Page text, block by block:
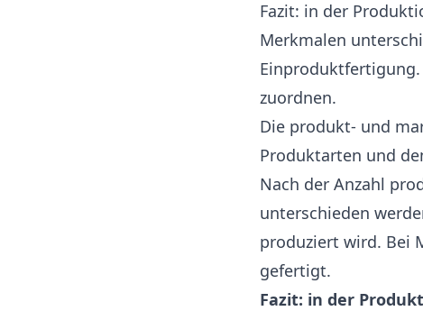
Fazit: in der
Merkmalen
zuordnen.
Die produkt- und
Produktarten und
Nach der Anzahl
unterschieden
produziert wird. Bei
gefertigt.
Fazit: in der